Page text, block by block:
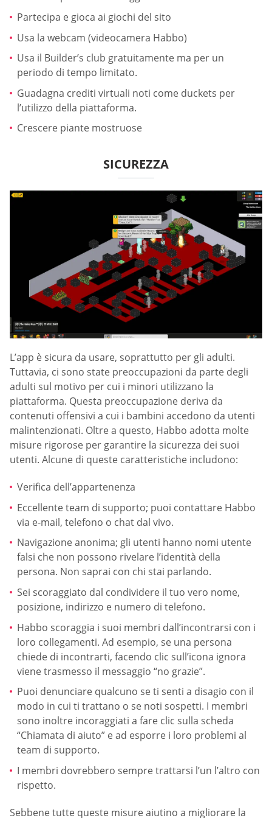
Partecipa e gioca ai giochi del sito
Usa la webcam (videocamera Habbo)
Usa il Builder’s club gratuitamente ma per un
periodo di tempo limitato.
Guadagna crediti virtuali noti come duckets per
l’utilizzo della piattaforma.
Crescere piante mostruose
SICUREZZA
L’app è sicura da usare, soprattutto per gli adulti.
Tuttavia, ci sono state preoccupazioni da parte degli
adulti sul motivo per cui i minori utilizzano la
piattaforma. Questa preoccupazione deriva da
contenuti offensivi a cui i bambini accedono da utenti
malintenzionati. Oltre a questo, Habbo adotta molte
misure rigorose per garantire la sicurezza dei suoi
utenti. Alcune di queste caratteristiche includono:
Verifica dell’appartenenza
Eccellente team di supporto; puoi contattare Habbo
via e-mail, telefono o chat dal vivo.
Navigazione anonima; gli utenti hanno nomi utente
falsi che non possono rivelare l’identità della
persona. Non saprai con chi stai parlando.
Sei scoraggiato dal condividere il tuo vero nome,
posizione, indirizzo e numero di telefono.
Habbo scoraggia i suoi membri dall’incontrarsi con i
loro collegamenti. Ad esempio, se una persona
chiede di incontrarti, facendo clic sull’icona ignora
viene trasmesso il messaggio “no grazie”.
Puoi denunciare qualcuno se ti senti a disagio con il
modo in cui ti trattano o se noti sospetti. I membri
sono inoltre incoraggiati a fare clic sulla scheda
“Chiamata di aiuto” e ad esporre i loro problemi al
team di supporto.
I membri dovrebbero sempre trattarsi l’un l’altro con
rispetto.
Sebbene tutte queste misure aiutino a migliorare la